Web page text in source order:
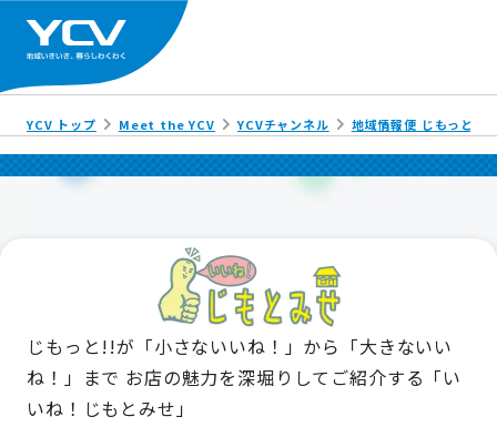
YCV トップ Meet the YCV YCVチャンネル 地域情報便 じもっと!!
じもっと!!が「小さないいね！」から「大きないい
ね！」まで お店の魅力を深堀りしてご紹介する「い
いね！じもとみせ」